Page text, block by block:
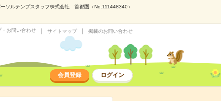
ソルテンプスタッフ株式会社 首都圏（No.111448340）
・お問い合わせ サイトマップ 掲載のお問い合わせ
会員登録 ログイン